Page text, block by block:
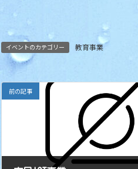
イベントのカテゴリー 教育事業
前の記事